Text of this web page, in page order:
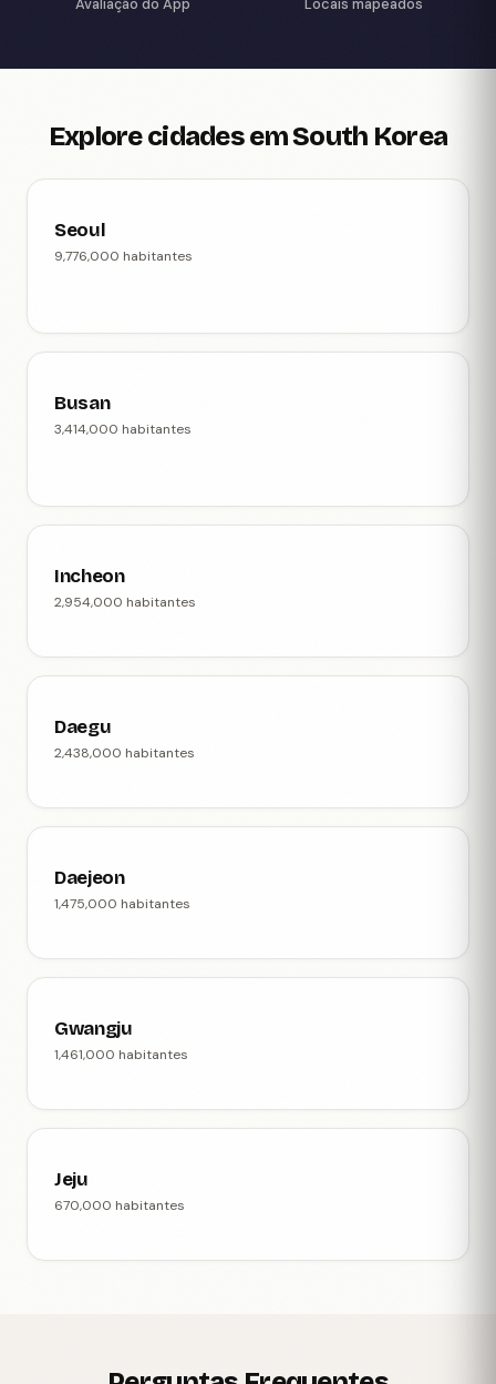
Avaliação do App Locais mapeados
Explore cidades em South Korea
Seoul
9,776,000 habitantes
Busan
3,414,000 habitantes
Incheon
2,954,000 habitantes
Daegu
2,438,000 habitantes
Daejeon
1,475,000 habitantes
Gwangju
1,461,000 habitantes
Jeju
670,000 habitantes